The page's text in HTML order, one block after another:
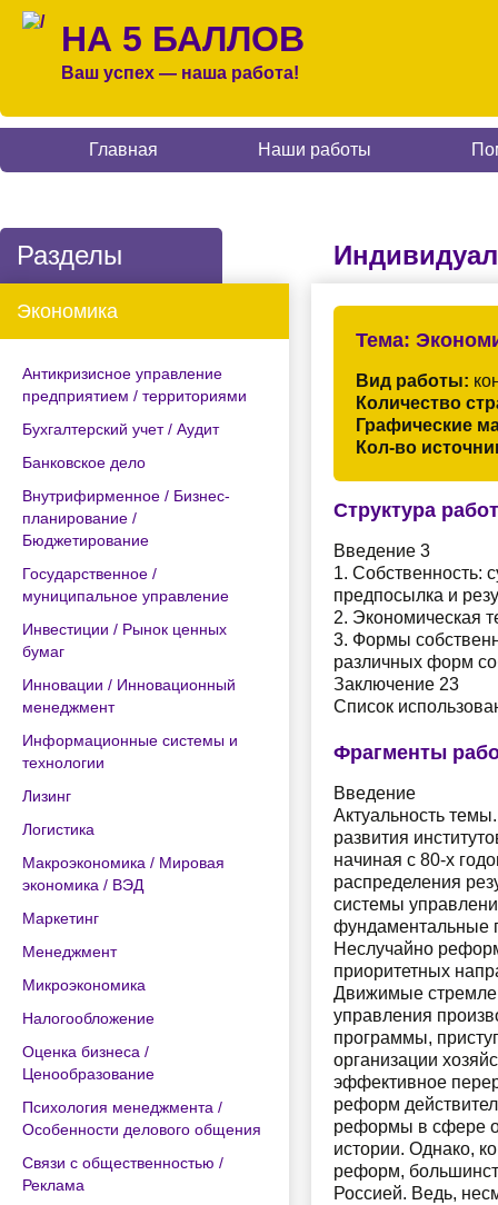
НА 5 БАЛЛОВ
Ваш успех — наша работа!
Главная Наши работы
Разделы
Экономика
Антикризисное управление
предприятием / территориями
Бухгалтерский учет / Аудит
Банковское дело
Внутрифирменное / Бизнес-
планирование /
Бюджетирование
Государственное /
муниципальное управление
Инвестиции / Рынок ценных
бумаг
Инновации / Инновационный
менеджмент
Информационные системы и
технологии
Лизинг
Логистика
Макроэкономика / Мировая
экономика / ВЭД
Маркетинг
Менеджмент
Микроэкономика
Налогообложение
Оценка бизнеса /
Ценообразование
Психология менеджмента /
Особенности делового общения
Связи с общественностью /
Реклама
Тема:
Вид работы:
Количество
Графические
Кол-во
Структура
Введение 3
1. Собственность:
предпосылка и
2. Экономическая
3. Формы
различных форм
Заключение 23
Список
Фрагменты
Введение
Актуальность
развития
начиная с 80-х
распределения
системы
фундаментальные
Неслучайно
приоритетных
Движимые
управления
программы,
организации
эффективное
реформ
реформы в сфере
истории. Однако,
реформ,
Россией. Ведь,